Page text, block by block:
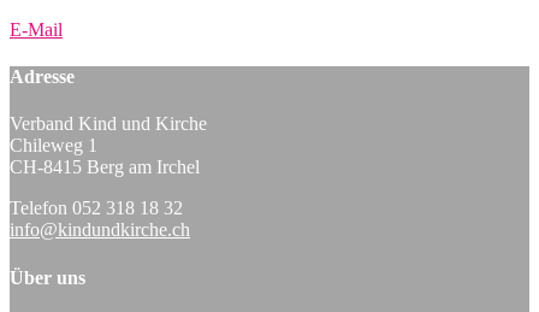
E-Mail
Adresse
Verband Kind und Kirche
Chileweg 1
CH-8415 Berg am Irchel
Telefon 052 318 18 32
info@kindundkirche.ch
Über uns